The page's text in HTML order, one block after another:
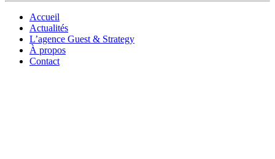
Accueil
Actualités
L’agence Guest & Strategy
À propos
Contact